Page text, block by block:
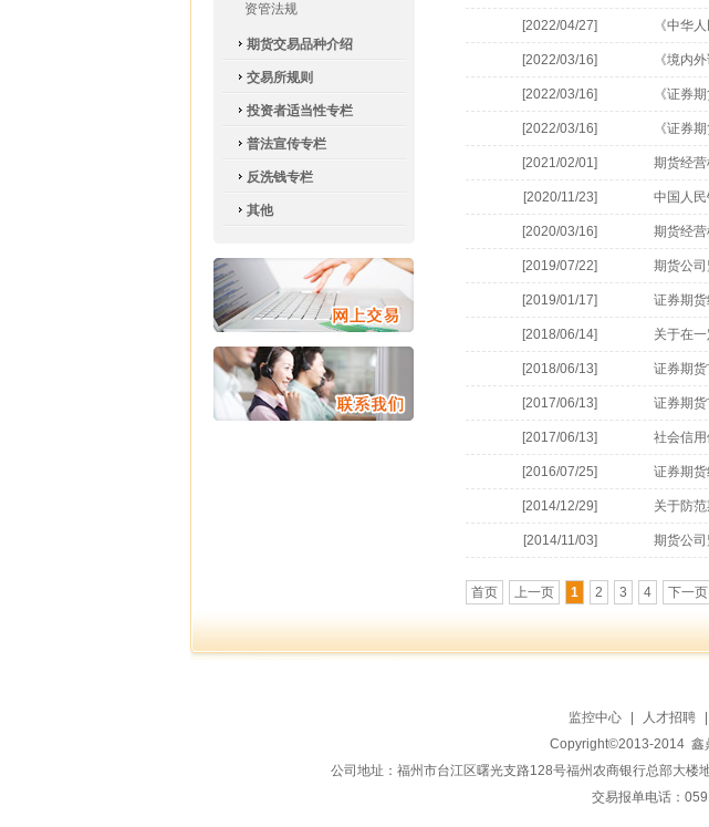
资管法规
期货交易品种介绍
交易所规则
投资者适当性专栏
普法宣传专栏
反洗钱专栏
其他
[2022/04/27] 《中华
[2022/03/16] 《境内
[2022/03/16] 《证券
[2022/03/16] 《证券
[2021/02/01] 期货经营
[2020/11/23] 中国人
[2020/03/16] 期货经
[2019/07/22] 期货公
[2019/01/17] 证券期
[2018/06/14] 关于在
[2018/06/13] 证券期
[2017/06/13] 证券期
[2017/06/13] 社会信
[2016/07/25] 证券期
[2014/12/29] 关于防
[2014/11/03] 期货公
首页 上一页 1 2 3 4 下一页
监控中心 人才招聘
Copyright©2013-2014 鑫
公司地址：福州市台江区曙光支路128号福州农商银行总部大
交易报单电话：